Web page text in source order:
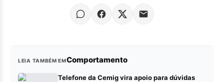
LEIA TAMBÉM EMComportamento
Telefone da Cemig vira apoio para dúvidas